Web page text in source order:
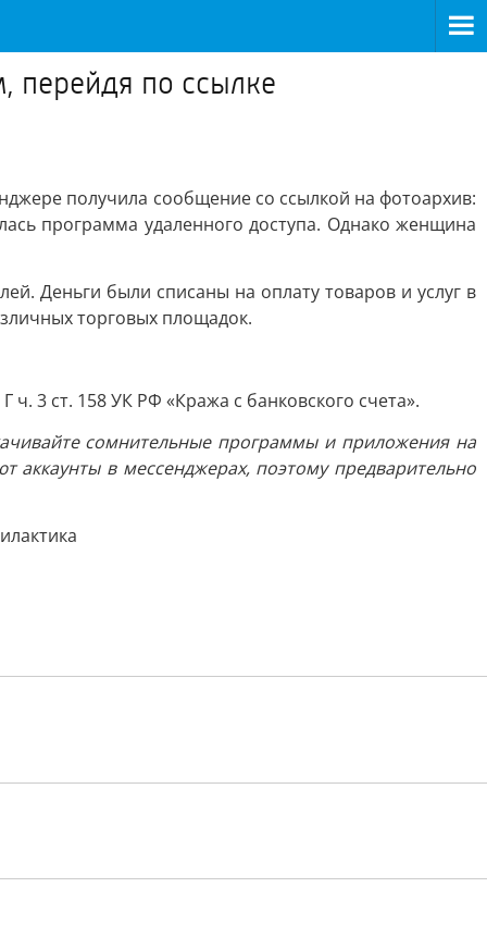
перейдя по ссылке
получила сообщение со ссылкой на фотоархив:
программа удаленного доступа. Однако женщина
Деньги были списаны на оплату товаров и услуг в
торговых площадок.
3 ст. 158 УК РФ «Кража с банковского счета».
сомнительные программы и приложения на
в мессенджерах, поэтому предварительно